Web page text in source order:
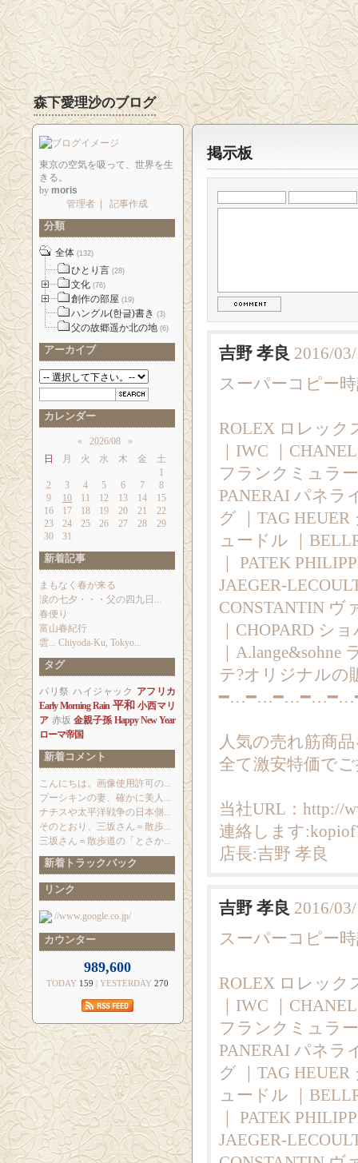
森下愛理沙のブログ
掲示板
吉野 孝良 2016/
スーパーコピー
ROLEX ロレック
｜IWC ｜
フランクミュラ
PANERAI パネラ
グ ｜TAG
ュードル ｜
｜ PATEK
JAEGER-
CONSTANTIN ヴ
｜CHOPARD シ
｜
テ?オリジナルの
人気の売れ筋商
全て激安特価で
当社URL：http://
連絡します
店長:吉野 孝良
吉野 孝良 2016/
スーパーコピー
ROLEX ロレック
｜IWC ｜
フランクミュラ
PANERAI パネラ
グ ｜TAG
ュードル ｜
｜ PATEK
JAEGER-
東京の空気を吸って、世界を生
きる。
by moris
管理者
記事作成
分類
全体 (132)
ひとり言 (28)
文化 (76)
創作の部屋 (19)
ハングル(한글)書き (3)
父の故郷遥か北の地 (6)
アーカイブ
カレンダー
« 2026/08
»
日
月 火 水 木 金
土
1
2
3 4 5 6 7
8
9
10 11 12 13 14
15
16
17 18 19 20 21
22
23
24 25 26 27 28
29
30
31
新着記事
まもなく春が来る
涙の七夕・・・父の四九日...
春便り
富山春紀行
雲... Chiyoda-Ku, Tokyo...
タグ
パリ祭 ハイジャック アフリカ
Early Morning Rain 平和 小西マリ
ア 赤坂 金親子孫 Happy New Year
ローマ帝国
新着コメント
こんにちは。画像使用許可の...
プーシキンの妻、確かに美人...
ナチスや太平洋戦争の日本側...
そのとおり、三坂さん＝散歩...
三坂さん＝散歩道の「とさか...
新着トラックバック
リンク
//www.google.co.jp/
カウンター
989,600
TODAY 159 | YESTERDAY 270